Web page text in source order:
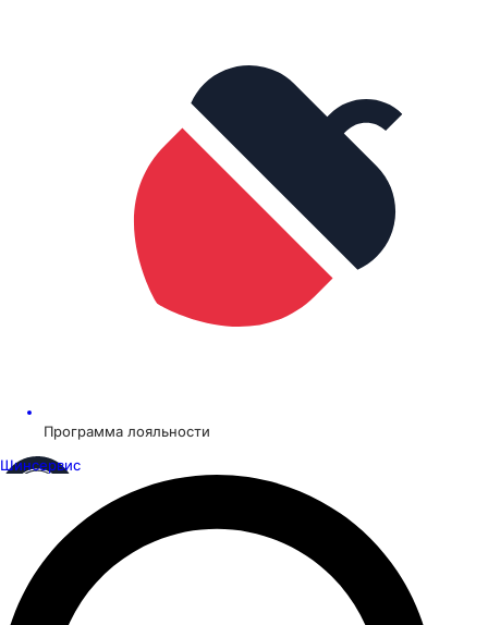
Программа лояльности
Шинсервис